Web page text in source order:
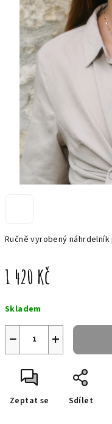
Ručně vyrobený
1 420 Kč
cena:
Skladem
+
−
Zeptat se Sdílet